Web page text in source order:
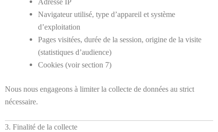
Navigateur utilisé, type d’appareil et système
d’exploitation
Pages visitées, durée de la session, origine de la visite
(statistiques d’audience)
Cookies (voir section 7)
Nous nous engageons à limiter la collecte de données au strict
nécessaire.
3. Finalité de la collecte